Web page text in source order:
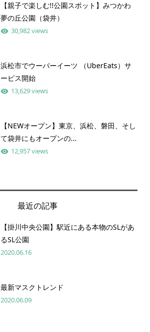
【親子で楽しむ!!公園スポット】みつかわ
夢の丘公園（袋井）
30,982 views
浜松市でウーバーイーツ （UberEats）サ
ービス開始
13,629 views
【NEWオープン】東京、浜松、磐田、そし
て袋井にもオープンの...
12,957 views
最近の記事
【掛川中央公園】駅近にある本物のSLがあ
るSL公園
2020.06.16
最新マスクトレンド
2020.06.09